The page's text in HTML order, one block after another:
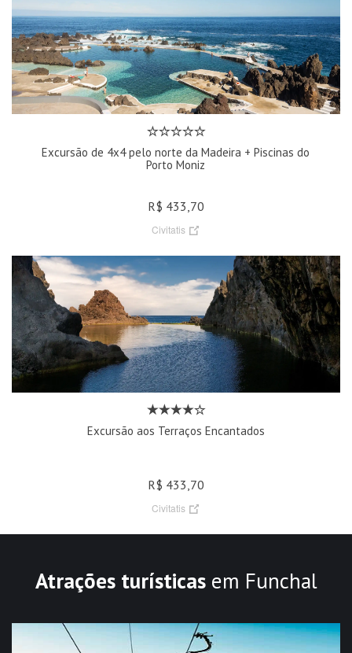
Excursão de 4x4 pelo norte da Madeira + Piscinas do
Porto Moniz
R$ 433,70
Civitatis
Excursão aos Terraços Encantados
R$ 433,70
Civitatis
Atrações turísticasem Funchal